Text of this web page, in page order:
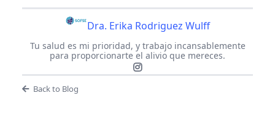
Dra. Erika Rodriguez Wulff
Tu salud es mi prioridad, y trabajo incansablemente
para proporcionarte el alivio que mereces.
Back to Blog